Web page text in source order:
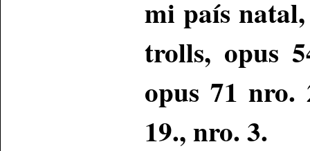
mi país
trolls, opus
opus 71 nro.
19., nro. 3.